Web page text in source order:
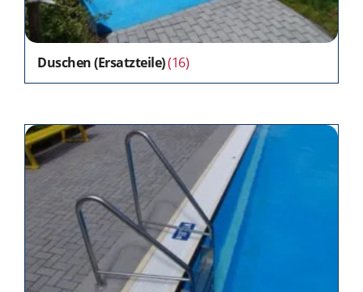
Duschen (Ersatzteile)(16)